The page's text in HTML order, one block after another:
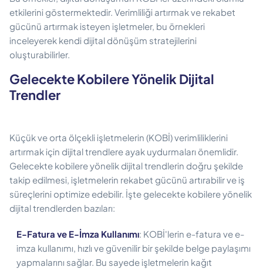
etkilerini göstermektedir. Verimliliği artırmak ve rekabet
gücünü artırmak isteyen işletmeler, bu örnekleri
inceleyerek kendi dijital dönüşüm stratejilerini
oluşturabilirler.
Gelecekte Kobilere Yönelik Dijital
Trendler
Küçük ve orta ölçekli işletmelerin (KOBİ) verimliliklerini
artırmak için dijital trendlere ayak uydurmaları önemlidir.
Gelecekte kobilere yönelik dijital trendlerin doğru şekilde
takip edilmesi, işletmelerin rekabet gücünü artırabilir ve iş
süreçlerini optimize edebilir. İşte gelecekte kobilere yönelik
dijital trendlerden bazıları:
E-Fatura ve E-İmza Kullanımı: KOBİ'lerin e-fatura ve e-
imza kullanımı, hızlı ve güvenilir bir şekilde belge paylaşımı
yapmalarını sağlar. Bu sayede işletmelerin kağıt